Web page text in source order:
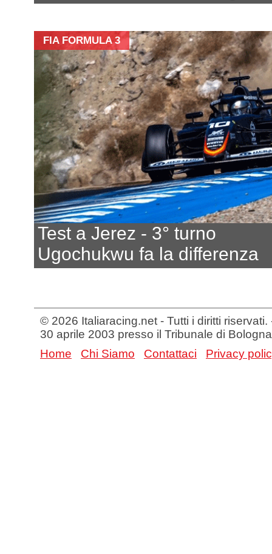
FIA FORMULA 3
Test a Jerez - 3° turno
Ugochukwu fa la differenza
© 2026 Italiaracing.net - Tutti i diritti
30 aprile 2003 presso il Tribunale di Bologna
Home
Chi Siamo Contattaci Privacy